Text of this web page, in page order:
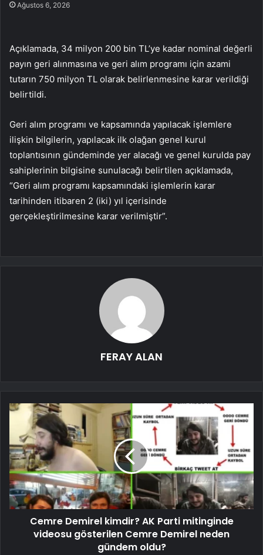
Ağustos 6, 2026
Açıklamada, 34 milyon 200 bin TL’ye kadar nominal değerli
payın geri alınmasına ve geri alım programı için azami
tutarın 750 milyon TL olarak belirlenmesine karar verildiği
belirtildi.
Geri alım programı ve kapsamında yapılacak işlemlere
ilişkin bilgilerin, yapılacak ilk olağan genel kurul
toplantısının gündeminde yer alacağı ve genel kurulda pay
sahiplerinin bilgisine sunulacağı belirtilen açıklamada,
“Geri alım programı kapsamındaki işlemlerin karar
tarihinden itibaren 2 (iki) yıl içerisinde
gerçekleştirilmesine karar verilmiştir”.
FERAY ALAN
Cemre Demirel kimdir? AK Parti mitinginde
videosu gösterilen Cemre Demirel neden
gündem oldu?